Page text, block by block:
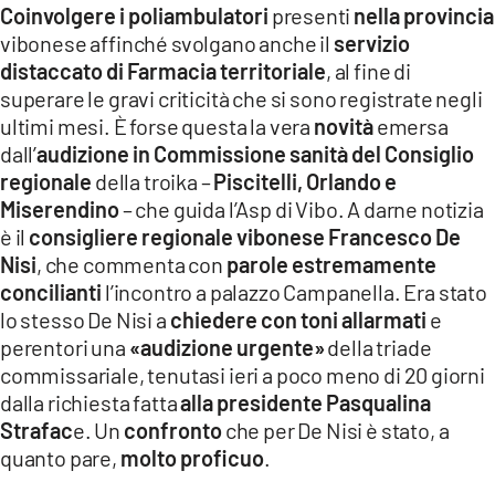
LACTV.IT
LACONAIR.IT
LACITYMAG.IT
ILREGGINO.IT
COSENZACHANNEL.IT
ILVIBONESE.IT
CATANZAROCHANNEL.IT
LACAPITALENEWS.IT
App
ANDROID
Coinvolgere i poliambulatori presenti nella provincia
vibonese affinché svolgano anche il servizio
distaccato di Farmacia territoriale, al fine di
superare le gravi criticità che si sono registrate negli
ultimi mesi. È forse questa la vera novitàemersa
dall’audizione in Commissione sanità del Consiglio
regionale della troika –Piscitelli, Orlando e
Miserendino– che guida l’Asp di Vibo. A darne notizia
è il consigliere regionale vibonese Francesco De
Nisi, che commenta con parole estremamente
concilianti l’incontro a palazzo Campanella. Era stato
lo stesso De Nisi a chiedere con toni allarmati e
perentori una «audizione urgente»della triade
commissariale, tenutasi ieri a poco meno di 20 giorni
dalla richiesta fattaalla presidente Pasqualina
Straface. Un confrontoche per De Nisi è stato, a
quanto pare, molto proficuo.